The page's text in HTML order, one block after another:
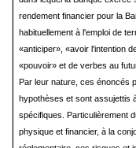
rendement financier pour la
habituellement à l'emploi de
«anticiper», «avoir l'intention
«pouvoir» et de verbes au
Par leur nature, ces énoncés
hypothèses et sont assujettis
spécifiques. Particulièrement
physique et financier, à la